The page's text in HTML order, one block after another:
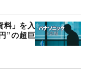
料」を入
”の超巨